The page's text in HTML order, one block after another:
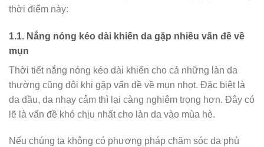
thời điểm này:
1.1. Nắng nóng kéo dài khiến da gặp nhiều vấn đề về
mụn
Thời tiết nắng nóng kéo dài khiến cho cả những làn da
thường cũng đôi khi gặp vấn đề về mụn nhọt. Đặc biệt là
da dầu, da nhạy cảm thì lại càng nghiêm trọng hơn. Đây có
lẽ là vấn đề khó chịu nhất cho làn da vào mùa hè.
Nếu chúng ta không có phương pháp chăm sóc da phù